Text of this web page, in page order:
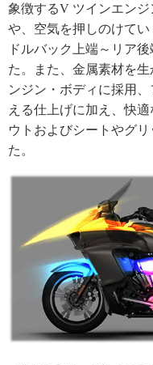
象徴するV ツインエン
や、空気を押しのけて
ドルバック上端～リア
た。また、金属素材を
ンジン・ボディに採用
える仕上げに加え、快
ウトおよびシートやグ
た。